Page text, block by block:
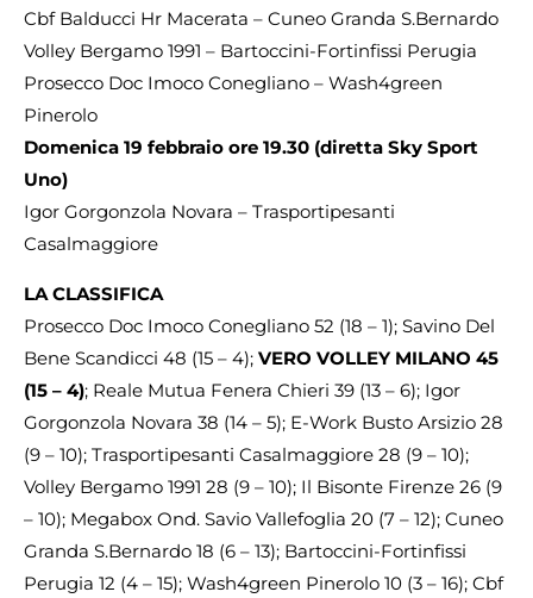
Cbf Balducci Hr Macerata – Cuneo Granda S.Bernardo
Volley Bergamo 1991 – Bartoccini-Fortinfissi Perugia
Prosecco Doc Imoco Conegliano – Wash4green
Pinerolo
Domenica 19 febbraio ore 19.30 (diretta Sky Sport
Uno)
Igor Gorgonzola Novara – Trasportipesanti
Casalmaggiore
LA CLASSIFICA
Prosecco Doc Imoco Conegliano 52 (18 – 1); Savino Del
Bene Scandicci 48 (15 – 4); VERO VOLLEY MILANO 45
(15 – 4); Reale Mutua Fenera Chieri 39 (13 – 6); Igor
Gorgonzola Novara 38 (14 – 5); E-Work Busto Arsizio 28
(9 – 10); Trasportipesanti Casalmaggiore 28 (9 – 10);
Volley Bergamo 1991 28 (9 – 10); Il Bisonte Firenze 26 (9
– 10); Megabox Ond. Savio Vallefoglia 20 (7 – 12); Cuneo
Granda S.Bernardo 18 (6 – 13); Bartoccini-Fortinfissi
Perugia 12 (4 – 15); Wash4green Pinerolo 10 (3 – 16); Cbf